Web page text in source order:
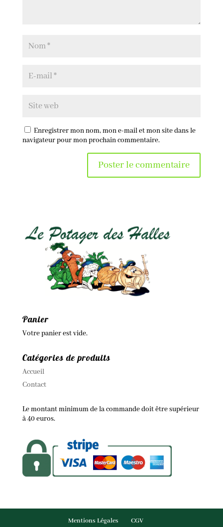
Enregistrer mon nom, mon e-mail et mon site dans le
navigateur pour mon prochain commentaire.
Panier
Votre panier est vide.
Catégories de produits
Accueil
Contact
Le montant minimum de la commande doit être supérieur
à 40 euros.
Mentions Légales CGV